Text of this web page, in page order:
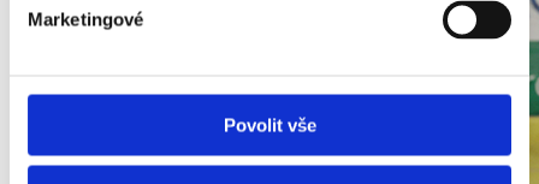
Marketingové
Povolit vše